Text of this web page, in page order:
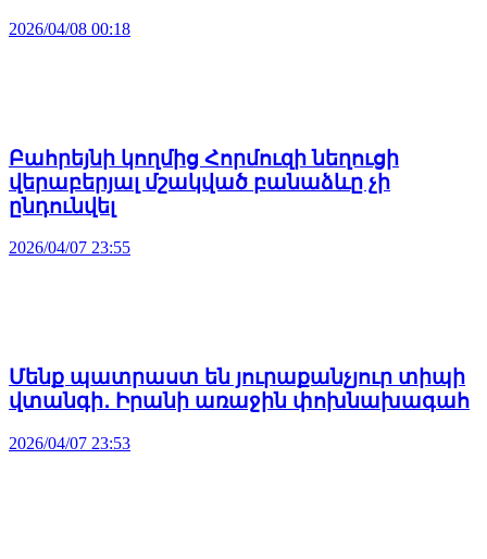
2026/04/08 00:18
Բահրեյնի կողմից Հորմուզի նեղուցի
վերաբերյալ մշակված բանաձևը չի
ընդունվել
2026/04/07 23:55
Մենք պատրաստ են յուրաքանչյուր տիպի
վտանգի․ Իրանի առաջին փոխնախագահ
2026/04/07 23:53